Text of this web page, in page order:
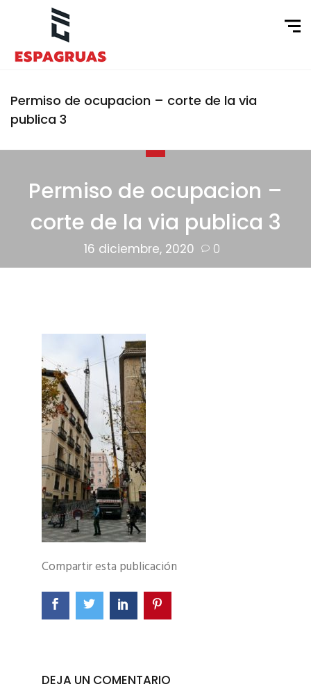
Permiso de ocupacion – corte de la via
publica 3
Permiso de ocupacion –
corte de la via publica 3
16 diciembre, 2020 0
Compartir esta publicación
DEJA UN COMENTARIO